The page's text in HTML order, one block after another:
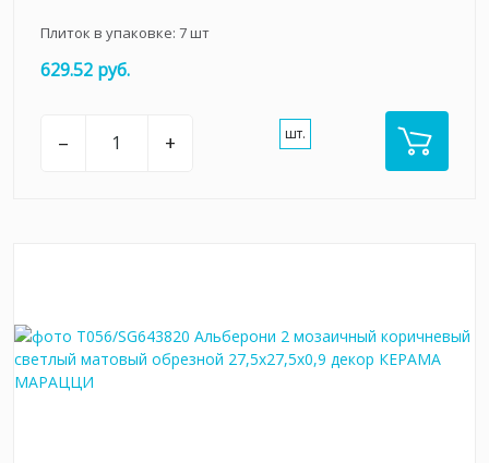
Плиток в упаковке: 7шт
629.52 руб.
– + шт.